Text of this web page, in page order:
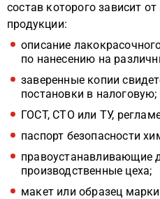
состав которого зависит
продукции:
описание
по нанесению на
заверенные копии
постановки в налоговую;
ГОСТ, СТО или ТУ,
паспорт безопасности
правоустанавливающие
производственные цеха;
макет или образец